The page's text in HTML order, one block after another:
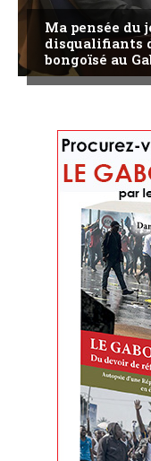
Ma pensée du
disqualifiants
bongoïsé au